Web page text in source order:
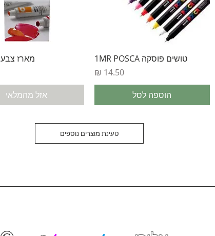
תצוגה מהירה
טושים פוסקה 1MR POSCA
מחיר
הוספה לסל
תצוגה מהירה
מארז
אזל מהמלאי
טעינת מוצרים נוספים